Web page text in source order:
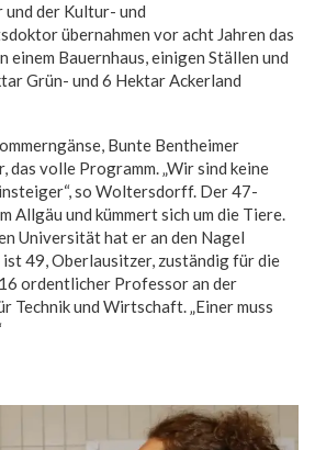
der Kultur- und
übernahmen vor acht Jahren das
einem Bauernhaus, einigen Ställen und
Grün- und 6 Hektar Ackerland
Bunte Bentheimer
das volle Programm. „Wir sind keine
so Woltersdorff. Der 47-
Allgäu und kümmert sich um die Tiere.
Universität hat er an den Nagel
49, Oberlausitzer, zuständig für die
ordentlicher Professor an der
Technik und Wirtschaft. „Einer muss